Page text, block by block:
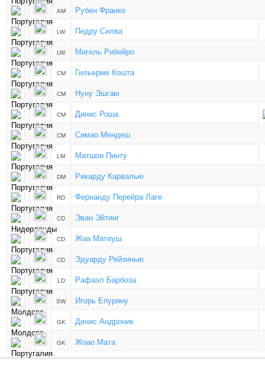
AM Рубен Франко
LW Педру Силва
LW Мигель Рибейро
CM Гильерме Кошта
CM Нуну Эшгаю
CM Динис Роша
CM Симао Мендеш
LM Матшои Пинту
DM Рикарду Карвалью
RD Фернанду Перейра Лаге
CD Эван Эйтинг
CD Жоа Матеуш
CD Эдуарду Рейзинью
LD Рафаэл Барбоза
SW Игорь Епуряну
GK Денис Андроник
GK Жоао Мата